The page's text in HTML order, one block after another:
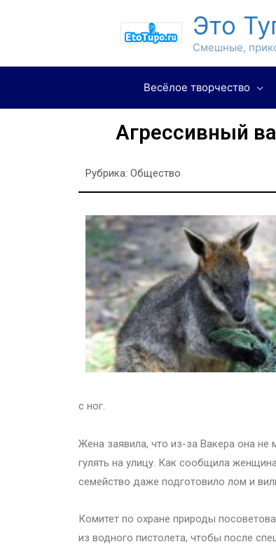
Это
Смешные,
Весёлое творчество
Агрессивный
Рубрика: Общество
с ног.
Жена заявила, что из-за Вакера она не
гулять на улицу. Как сообщила
семейство даже подготовило лом и
Комитет по охране природы
из водного пистолета, чтобы после